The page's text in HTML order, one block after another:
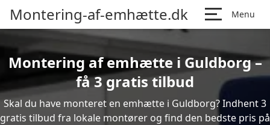
Montering-af-emhætte.dk Menu
Montering af emhætte i Guldborg –
få 3 gratis tilbud
Skal du have monteret en emhætte i Guldborg? Indhent 3
gratis tilbud fra lokale montører og find den bedste pris på